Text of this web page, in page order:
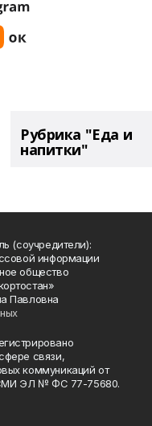
Рубрика "Еда и
напитки"
(соучредители):
информации
общество
Павловна
связи,
коммуникаций от
СМИ ЭЛ № ФС 77-75680.